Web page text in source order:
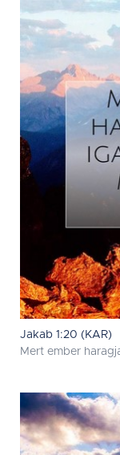
Jakab 1:20 (KAR)
Mert ember